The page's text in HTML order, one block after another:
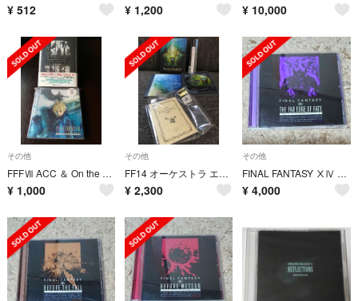
¥ 512 ¥ 1,200 ¥ 10,000
その他
FFFⅦ ACC ＆ On the Way to a Smile セット
¥ 1,000
その他
FF14 オーケストラ エオルゼアシンフォニーBD
¥ 2,300
その他
FINAL FANTASY ⅩⅣ オリジナルサウンドトラック
¥ 4,000